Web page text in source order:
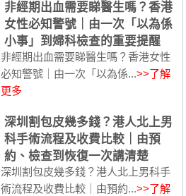
非經期出血需要睇醫生嗎？香港
女性必知警號｜由一次「以為係
小事」到婦科檢查的重要提醒
非經期出血需要睇醫生嗎？香港女性
必知警號｜由一次「以為係...>>了解
更多
深圳割包皮幾多錢？港人北上男
科手術流程及收費比較｜由預
約、檢查到恢復一次講清楚
深圳割包皮幾多錢？港人北上男科手
術流程及收費比較｜由預約...>>了解